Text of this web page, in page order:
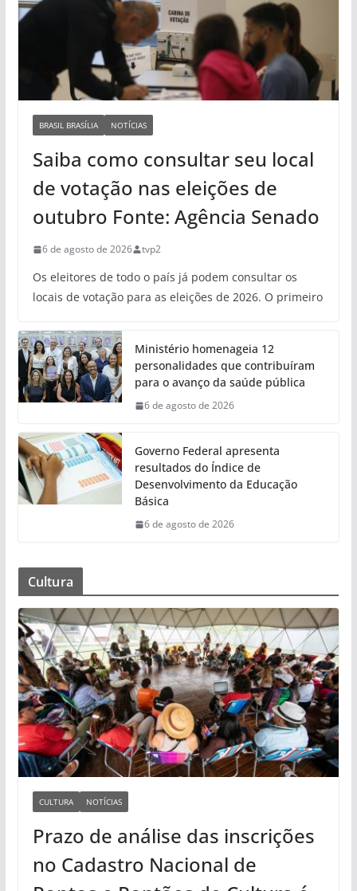
BRASIL BRASÍLIA NOTÍCIAS
Saiba como consultar seu local
de votação nas eleições de
outubro Fonte: Agência Senado
6 de agosto de 2026 tvp2
Os eleitores de todo o país já podem consultar os
locais de votação para as eleições de 2026. O primeiro
Ministério homenageia 12
personalidades que contribuíram
para o avanço da saúde pública
6 de agosto de 2026
Governo Federal apresenta
resultados do Índice de
Desenvolvimento da Educação
Básica
6 de agosto de 2026
Cultura
CULTURA NOTÍCIAS
Prazo de análise das inscrições
no Cadastro Nacional de